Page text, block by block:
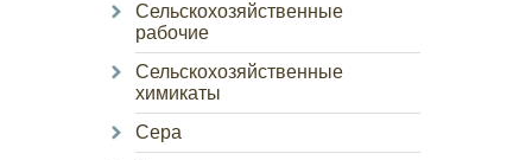
Сельскохозяйственные
рабочие
Сельскохозяйственные
химикаты
Сера